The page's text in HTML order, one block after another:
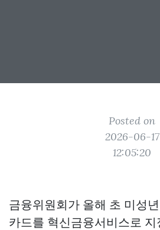
Posted on
2026-06-17
12:05:20
금융위원회가 올해 초 미성
카드를 혁신금융서비스로